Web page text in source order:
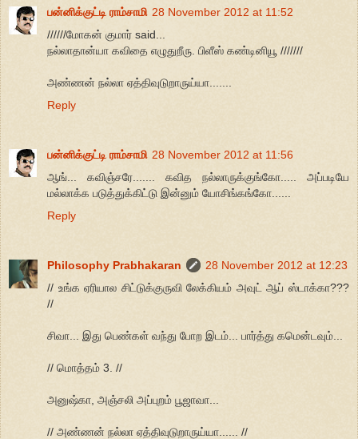
பன்னிக்குட்டி ராம்சாமி 28 November 2012 at 11:52
//////மோகன் குமார் said...
நல்லாதான்யா கவிதை எழுதுறீரு. பிளீஸ் கண்டினியூ ///////
அண்ணன் நல்லா ஏத்திவுடுறாருய்யா.......
Reply
பன்னிக்குட்டி ராம்சாமி 28 November 2012 at 11:56
ஆங்... கவிஞ்சரே....... கவித நல்லாருக்குங்கோ..... அப்படியே
மல்லாக்க படுத்துக்கிட்டு இன்னும் யோசிங்கங்கோ......
Reply
Philosophy Prabhakaran
28 November 2012 at 12:23
// உங்க ஏரியால சிட்டுக்குருவி லேக்கியம் அவுட் ஆப் ஸ்டாக்கா???
//
சிவா... இது பெண்கள் வந்து போற இடம்... பார்த்து கமென்டவும்...
// மொத்தம் 3. //
அனுஷ்கா, அஞ்சலி அப்புறம் பூஜாவா...
// அண்ணன் நல்லா ஏத்திவுடுறாருய்யா...... //